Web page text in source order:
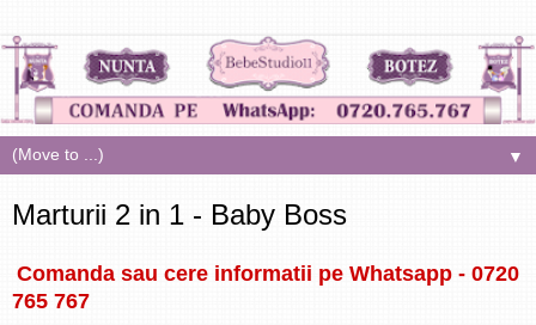
▼
Marturii 2 in 1 - Baby Boss
Comanda sau cere informatii pe Whatsapp - 0720
765 767